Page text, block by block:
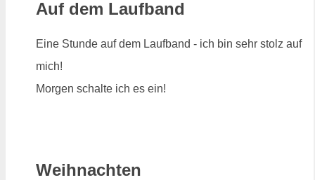
Auf dem Laufband
Eine Stunde auf dem Laufband - ich bin sehr stolz auf
mich!
Morgen schalte ich es ein!
Weihnachten